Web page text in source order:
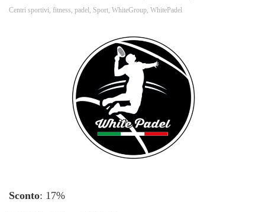
Centri sportivi fitness padel Sport WhiteGroup WhitePadel
Sconto: 17%